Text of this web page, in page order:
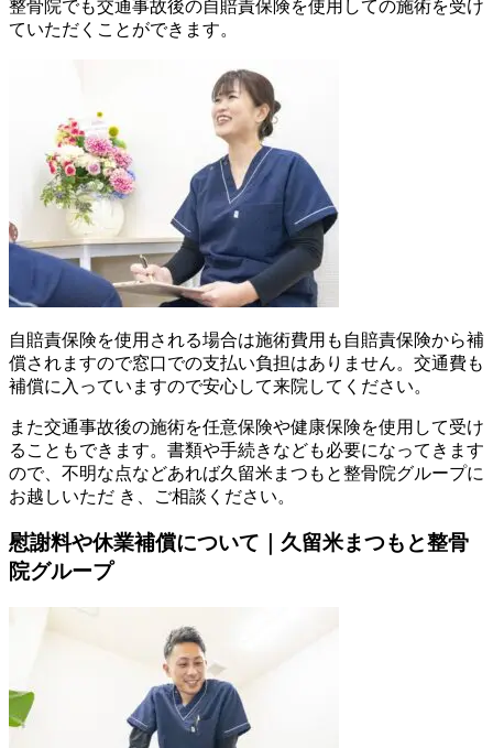
整骨院でも交通事故後の自賠責保険を使用しての施術を受け
ていただくことができます。
自賠責保険を使用される場合は施術費用も自賠責保険から補
償されますので窓口での支払い負担はありません。交通費も
補償に入っていますので安心して来院してください。
また交通事故後の施術を任意保険や健康保険を使用して受け
ることもできます。書類や手続きなども必要になってきます
ので、不明な点などあれば久留米まつもと整骨院グループに
お越しいただ き、ご相談ください。
慰謝料や休業補償について｜久留米まつもと整骨
院グループ